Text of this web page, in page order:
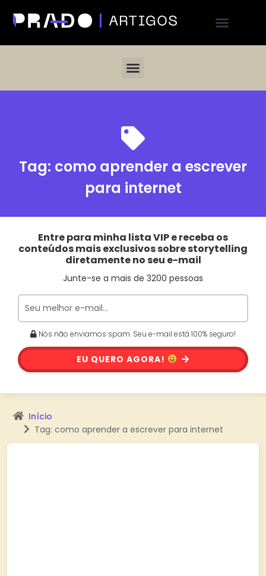
Tag: como aprender a escrever
para internet
Entre para minha lista VIP e receba os
conteúdos mais exclusivos sobre storytelling
diretamente no seu e-mail
Junte-se a mais de 3200 pessoas
Nós não enviamos spam. Seu e-mail está 100% seguro!
EU QUERO AGORA!
Início
Tag: como aprender a escrever para internet